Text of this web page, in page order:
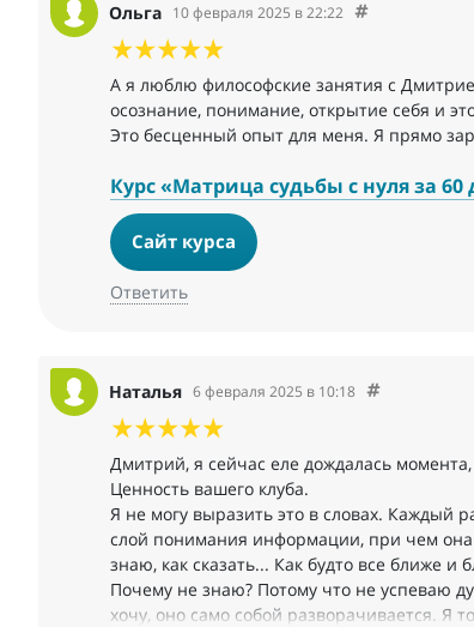
Ольга 10 февраля 2025 в 22:22
А я люблю философские занятия с
осознание, понимание, открытие себя и
Это бесценный опыт для меня. Я прямо
Курс «Матрица судьбы с нуля за 60
Сайт курса
Ответить
Наталья 6 февраля 2025 в 10:18
Дмитрий, я сейчас еле дождалась
Ценность вашего клуба.
Я не могу выразить это в словах. Каждый
слой понимания информации, при чем
знаю, как сказать... Как будто все ближе
Почему не знаю? Потому что не успеваю
хочу, оно само собой разворачивается. Я